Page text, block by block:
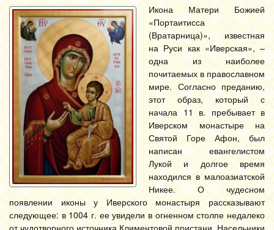
Икона Матери Божией
«Портаитисса
(Вратарница)», известная
на Руси как «Иверская», –
одна из наиболее
почитаемых в православном
мире. Согласно преданию,
этот образ, который с
начала 11 в. пребывает в
Иверском монастыре на
Святой Горе Афон, был
написан евангелистом
Лукой и долгое время
находился в малоазиатской
Никее. О чудесном
появлении иконы у Иверского монастыря рассказывают
следующее: в 1004 г. ее увидели в огненном столпе недалеко
от чудотворного источника Климентовой пристани. Насельники